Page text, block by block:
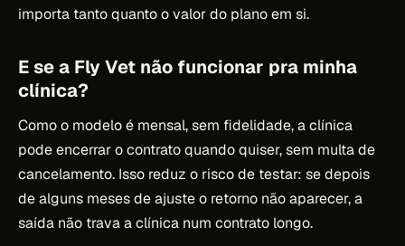
importa tanto quanto o valor do plano em si.
E se a Fly Vet não funcionar pra minha
clínica?
Como o modelo é mensal, sem fidelidade, a clínica
pode encerrar o contrato quando quiser, sem multa de
cancelamento. Isso reduz o risco de testar: se depois
de alguns meses de ajuste o retorno não aparecer, a
saída não trava a clínica num contrato longo.